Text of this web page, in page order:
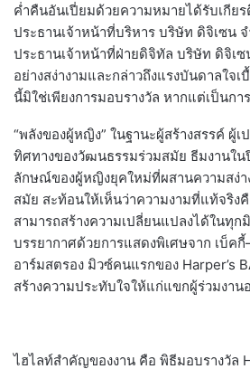
ค่ำคืนอันเปี่ยมด้วยความหมายได้รับเกีย
ประธานเจ้าหน้าที่บริหาร บริษัท ดิจิเซน
ประธานเจ้าหน้าที่ฝ่ายดิจิทัล บริษัท ดิจิเ
อย่างสง่างามและกล่าวถึงแรงบันดาลใจเ
นี้มิใช่เพียงการมอบรางวัล หากแต่เป็นกา
“พลังของผู้หญิง” ในฐานะผู้สร้างสรรค์ ผู้
ทิศทางของวัฒนธรรมร่วมสมัย ธีมงานใน
ลักษณ์ของผู้หญิงยุคใหม่ที่ผสานความสง่า
สมัย สะท้อนให้เห็นว่าความงามที่แท้จริง
สามารถสร้างความเปลี่ยนแปลงได้ในทุก
บรรยากาศด้วยการแสดงพิเศษจาก เบ็คกี้
อาร์มสตรอง มิวซ์คนแรกของ Harper’s
สร้างความประทับใจให้แก่แขกผู้ร่วมงาน
ไฮไลท์สำคัญของงาน คือ พิธีมอบรางวัล